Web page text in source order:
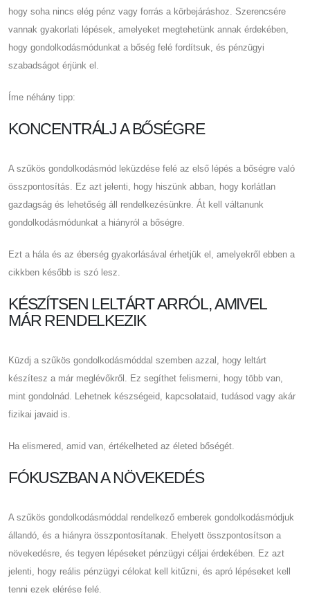
hogy soha nincs elég pénz vagy forrás a körbejáráshoz. Szerencsére
vannak gyakorlati lépések, amelyeket megtehetünk annak érdekében,
hogy gondolkodásmódunkat a bőség felé fordítsuk, és pénzügyi
szabadságot érjünk el.
Íme néhány tipp:
KONCENTRÁLJ A BŐSÉGRE
A szűkös gondolkodásmód leküzdése felé az első lépés a bőségre való
összpontosítás. Ez azt jelenti, hogy hiszünk abban, hogy korlátlan
gazdagság és lehetőség áll rendelkezésünkre. Át kell váltanunk
gondolkodásmódunkat a hiányról a bőségre.
Ezt a hála és az éberség gyakorlásával érhetjük el, amelyekről ebben a
cikkben később is szó lesz.
KÉSZÍTSEN LELTÁRT ARRÓL, AMIVEL
MÁR RENDELKEZIK
Küzdj a szűkös gondolkodásmóddal szemben azzal, hogy leltárt
készítesz a már meglévőkről. Ez segíthet felismerni, hogy több van,
mint gondolnád. Lehetnek készségeid, kapcsolataid, tudásod vagy akár
fizikai javaid is.
Ha elismered, amid van, értékelheted az életed bőségét.
FÓKUSZBAN A NÖVEKEDÉS
A szűkös gondolkodásmóddal rendelkező emberek gondolkodásmódjuk
állandó, és a hiányra összpontosítanak. Ehelyett összpontosítson a
növekedésre, és tegyen lépéseket pénzügyi céljai érdekében. Ez azt
jelenti, hogy reális pénzügyi célokat kell kitűzni, és apró lépéseket kell
tenni ezek elérése felé.